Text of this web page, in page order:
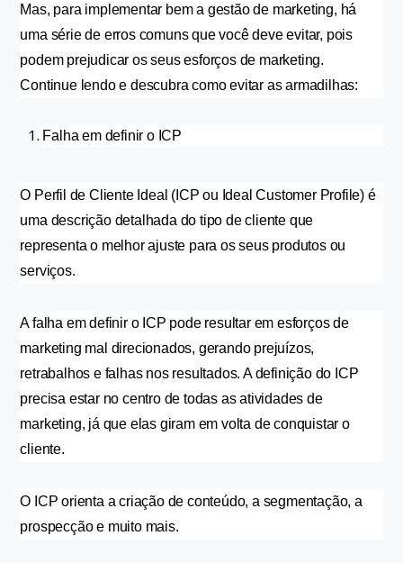
Mas, para implementar bem a gestão de marketing, há
uma série de erros comuns que você deve evitar, pois
podem prejudicar os seus esforços de marketing.
Continue lendo e descubra como evitar as armadilhas:
Falha em definir o ICP
O Perfil de Cliente Ideal (ICP ou Ideal Customer Profile) é
uma descrição detalhada do tipo de cliente que
representa o melhor ajuste para os seus produtos ou
serviços.
A falha em definir o ICP pode resultar em esforços de
marketing mal direcionados, gerando prejuízos,
retrabalhos e falhas nos resultados. A definição do ICP
precisa estar no centro de todas as atividades de
marketing, já que elas giram em volta de conquistar o
cliente.
O ICP orienta a criação de conteúdo, a segmentação, a
prospecção e muito mais.